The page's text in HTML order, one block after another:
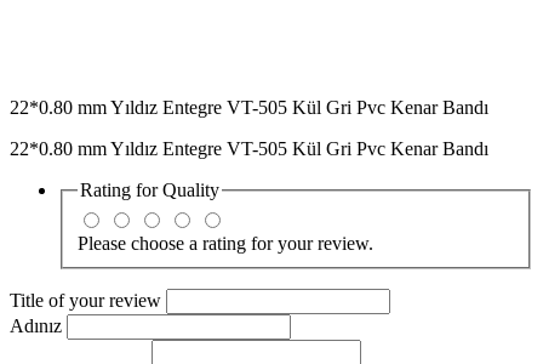
22*0.80 mm Yıldız Entegre VT-505 Kül Gri Pvc Kenar Bandı
22*0.80 mm Yıldız Entegre VT-505 Kül Gri Pvc Kenar Bandı
Rating forQuality
Please choose a rating for your review.
Title of your review
Adınız